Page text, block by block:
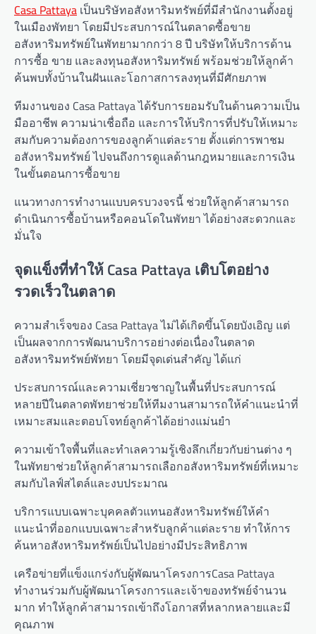
Casa Pattaya เป็นบริษัทอสังหาริมทรัพย์ที่มีสำนักงานตั้งอยู่
ในเมืองพัทยา โดยมีประสบการณ์ในตลาดซื้อขาย
อสังหาริมทรัพย์ในพัทยามากกว่า 8 ปี บริษัทให้บริการด้าน
การซื้อ ขาย และลงทุนอสังหาริมทรัพย์ พร้อมช่วยให้ลูกค้า
ค้นพบทั้งบ้านในฝันและโอกาสการลงทุนที่มีศักยภาพ
ทีมงานของ Casa Pattaya ได้รับการยอมรับในด้านความเป็น
มืออาชีพ ความน่าเชื่อถือ และการให้บริการที่ปรับให้เหมาะ
สมกับความต้องการของลูกค้าแต่ละราย ตั้งแต่การพาชม
อสังหาริมทรัพย์ ไปจนถึงการดูแลด้านกฎหมายและการเงิน
ในขั้นตอนการซื้อขาย
แนวทางการทำงานแบบครบวงจรนี้ ช่วยให้ลูกค้าสามารถ
ดำเนินการซื้อบ้านหรือคอนโดในพัทยา ได้อย่างสะดวกและ
มั่นใจ
จุดแข็งที่ทำให้ Casa Pattaya เติบโตอย่าง
รวดเร็วในตลาด
ความสำเร็จของ Casa Pattaya ไม่ได้เกิดขึ้นโดยบังเอิญ แต่
เป็นผลจากการพัฒนาบริการอย่างต่อเนื่องในตลาด
อสังหาริมทรัพย์พัทยา โดยมีจุดเด่นสำคัญ ได้แก่
ประสบการณ์และความเชี่ยวชาญในพื้นที่ประสบการณ์
หลายปีในตลาดพัทยาช่วยให้ทีมงานสามารถให้คำแนะนำที่
เหมาะสมและตอบโจทย์ลูกค้าได้อย่างแม่นยำ
ความเข้าใจพื้นที่และทำเลความรู้เชิงลึกเกี่ยวกับย่านต่าง ๆ
ในพัทยาช่วยให้ลูกค้าสามารถเลือกอสังหาริมทรัพย์ที่เหมาะ
สมกับไลฟ์สไตล์และงบประมาณ
บริการแบบเฉพาะบุคคลตัวแทนอสังหาริมทรัพย์ให้คำ
แนะนำที่ออกแบบเฉพาะสำหรับลูกค้าแต่ละราย ทำให้การ
ค้นหาอสังหาริมทรัพย์เป็นไปอย่างมีประสิทธิภาพ
เครือข่ายที่แข็งแกร่งกับผู้พัฒนาโครงการCasa Pattaya
ทำงานร่วมกับผู้พัฒนาโครงการและเจ้าของทรัพย์จำนวน
มาก ทำให้ลูกค้าสามารถเข้าถึงโอกาสที่หลากหลายและมี
คุณภาพ